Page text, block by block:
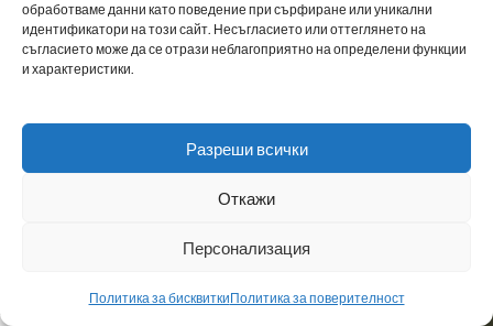
обработваме данни като поведение при сърфиране или уникални
идентификатори на този сайт. Несъгласието или оттеглянето на
съгласието може да се отрази неблагоприятно на определени функции
и характеристики.
Разреши всички
Откажи
Персонализация
Политика за бисквиткиПолитика за поверителност
МЪЖКИ ОБУВКИДАМСКИ ОБУВКИМАРАТОНКИЗА НАСНОВИНИ
СТАНИ B2B ПАРТНЬОРДОСТАВКАОБЩИ УСЛОВИЯ